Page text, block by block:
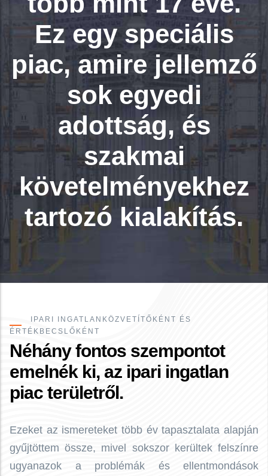
Ez egy speciális
piac, amire jellemző
sok egyedi
adottság, és
szakmai
követelményekhez
tartozó kialakítás.
IPARI INGATLANKÖZVETÍTŐKÉNT ÉS
ÉRTÉKBECSLŐKÉNT
Néhány fontos szempontot
emelnék ki, az ipari ingatlan
piac területről.
Ezeket az ismereteket több év tapasztalata alapján
gyűjtöttem össze, mivel sokszor kerültek felszínre
ugyanazok a problémák és ellentmondások